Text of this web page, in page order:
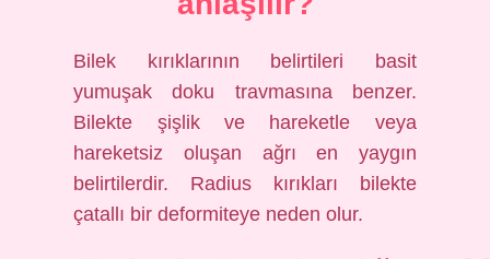
Bilek kırıklarının belirtileri basit
yumuşak doku travmasına benzer.
Bilekte şişlik ve hareketle veya
hareketsiz oluşan ağrı en yaygın
belirtilerdir. Radius kırıkları bilekte
çatallı bir deformiteye neden olur.